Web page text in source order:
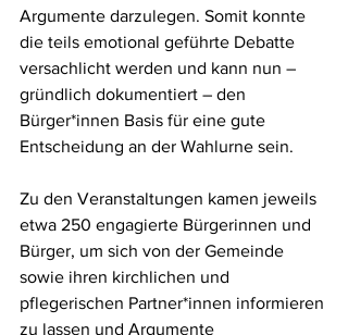
Argumente darzulegen. Somit konnte
die teils emotional geführte Debatte
versachlicht werden und kann nun –
gründlich dokumentiert – den
Bürger*innen Basis für eine gute
Entscheidung an der Wahlurne sein.
Zu den Veranstaltungen kamen jeweils
etwa 250 engagierte Bürgerinnen und
Bürger, um sich von der Gemeinde
sowie ihren kirchlichen und
pflegerischen Partner*innen informieren
zu lassen und Argumente